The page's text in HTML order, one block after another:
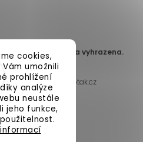
cookies,
umožnili
prohlížení
analýze
neustále
jeho funkce,
. Všechna práva vyhrazena.
cookies
a nakódoval
Shoptak.cz